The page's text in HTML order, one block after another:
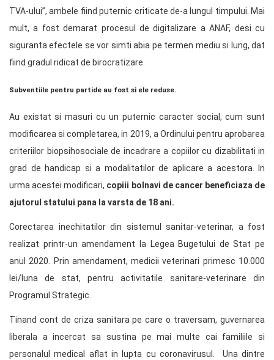
TVA-ului”, ambele fiind puternic criticate de-a lungul timpului. Mai
mult, a fost demarat procesul de digitalizare a ANAF, desi cu
siguranta efectele se vor simti abia pe termen mediu si lung, dat
fiind gradul ridicat de birocratizare.
Subventiile pentru partide au fost si ele reduse.
Au existat si masuri cu un puternic caracter social, cum sunt
modificarea si completarea, in 2019, a Ordinului pentru aprobarea
criteriilor biopsihosociale de incadrare a copiilor cu dizabilitati in
grad de handicap si a modalitatilor de aplicare a acestora. In
urma acestei modificari, copiii bolnavi de cancer beneficiaza de
ajutorul statului pana la varsta de 18 ani.
Corectarea inechitatilor din sistemul sanitar-veterinar, a fost
realizat printr-un amendament la Legea Bugetului de Stat pe
anul 2020. Prin amendament, medicii veterinari primesc 10.000
lei/luna de stat, pentru activitatile sanitare-veterinare din
Programul Strategic.
Tinand cont de criza sanitara pe care o traversam, guvernarea
liberala a incercat sa sustina pe mai multe cai familiile si
personalul medical aflat in lupta cu coronavirusul. Una dintre